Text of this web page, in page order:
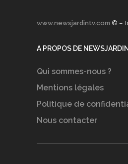
www.newsjardintv.com © –
A PROPOS DE
Qui sommes-nous ?
Mentions légales
Politique de
Nous contacter